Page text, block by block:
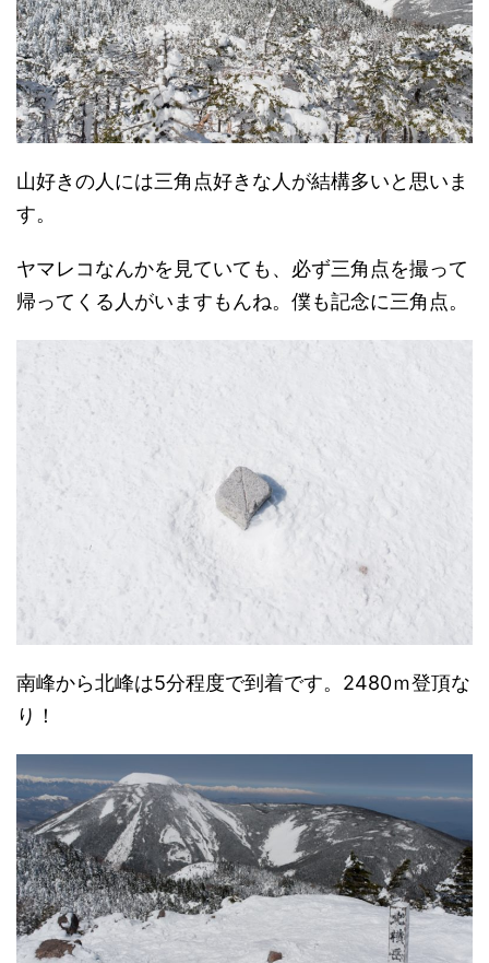
山好きの人には三角点好きな人が結構多いと思いま
す。
ヤマレコなんかを見ていても、必ず三角点を撮って
帰ってくる人がいますもんね。僕も記念に三角点。
南峰から北峰は5分程度で到着です。2480ｍ登頂な
り！